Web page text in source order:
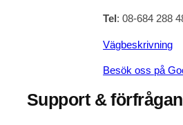
Tel: 08-684 288
Vägbeskrivning
Besök oss på
Support & förfrågan